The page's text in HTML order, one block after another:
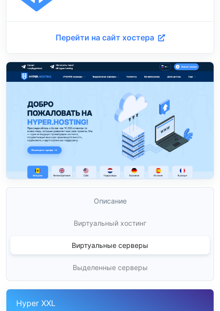
Перейти на сайт хостера
Описание
Виртуальный хостинг
Виртуальные серверы
Выделенные серверы
Hyper XXL